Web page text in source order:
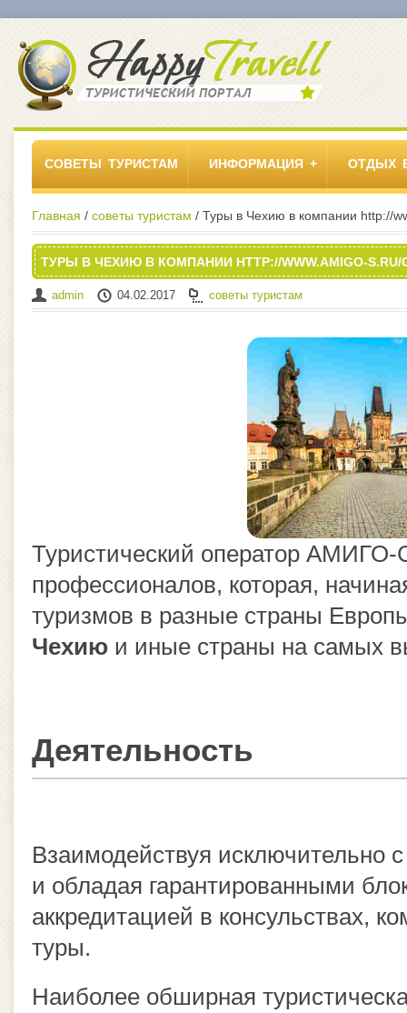
СОВЕТЫ ТУРИСТАМ ИНФОРМАЦИЯ ОТДЫХ
Главная / советы туристам / Туры в Чехию в компании http://
ТУРЫ В ЧЕХИЮ В КОМПАНИИ HTTP://WWW.AMIGO-S.RU/
admin 04.02.2017 советы туристам
Туристический оператор АМИГО-
профессионалов, которая,
туризмов в разные страны
Чехию и иные страны на самых
Деятельность
Взаимодействуя исключительно
и обладая гарантированными
аккредитацией в консульствах,
туры.
Наиболее обширная